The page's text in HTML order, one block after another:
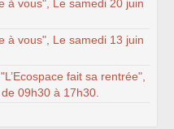
à vous", Le samedi 20 juin
à vous", Le samedi 13 juin
fait sa rentrée",
09h30 à 17h30.